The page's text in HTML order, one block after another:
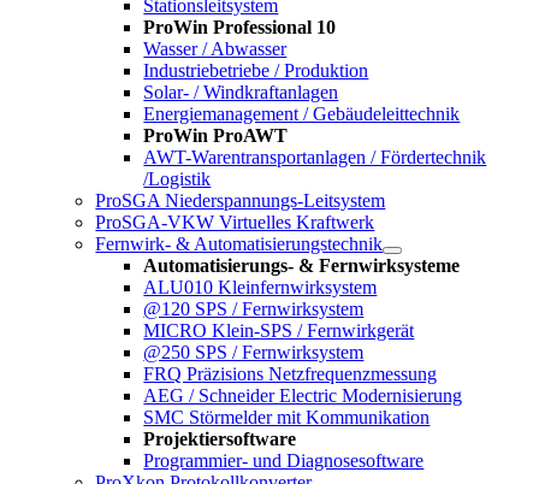
Stationsleitsystem
ProWin Professional 10
Wasser / Abwasser
Industriebetriebe / Produktion
Solar- / Windkraftanlagen
Energiemanagement / Gebäudeleittechnik
ProWin ProAWT
AWT-Warentransportanlagen / Fördertechnik
/Logistik
ProSGA Niederspannungs-Leitsystem
ProSGA-VKW Virtuelles Kraftwerk
Fernwirk- & Automatisierungstechnik
Automatisierungs- & Fernwirksysteme
ALU010 Kleinfernwirksystem
@120 SPS / Fernwirksystem
MICRO Klein-SPS / Fernwirkgerät
@250 SPS / Fernwirksystem
FRQ Präzisions Netzfrequenzmessung
AEG / Schneider Electric Modernisierung
SMC Störmelder mit Kommunikation
Projektiersoftware
Programmier- und Diagnosesoftware